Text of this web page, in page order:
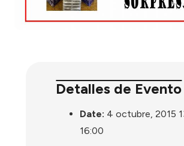
Detalles de Evento
Date: 4 octubre, 2015
16:00